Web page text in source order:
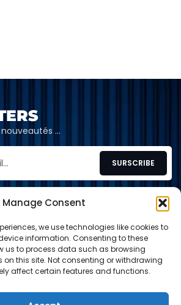
Manage Consent
we use technologies like cookies to
information. Consenting to these
us to process data such as browsing
on this site. Not consenting or withdrawing
affect certain features and functions.
…